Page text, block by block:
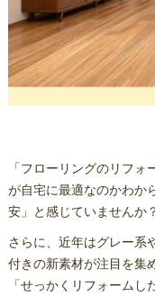
「フローリングのリフ
が自宅に最適なのかわか
安」と感じていませんか
さらに、近年はグレー系
付きの新素材が注目を集
「せっかくリフォーム